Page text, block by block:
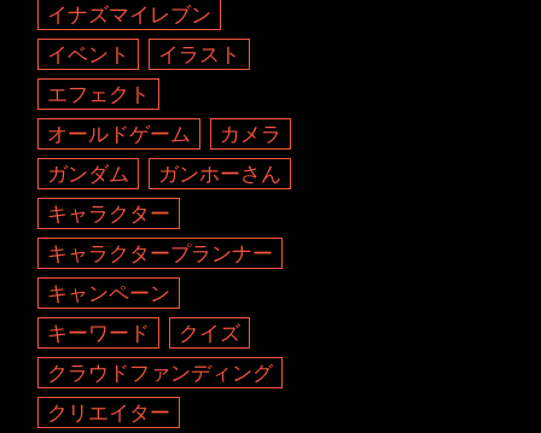
イナズマイレブン
イベント
イラスト
エフェクト
オールドゲーム
カメラ
ガンダム
ガンホーさん
キャラクター
キャラクタープランナー
キャンペーン
キーワード
クイズ
クラウドファンディング
クリエイター